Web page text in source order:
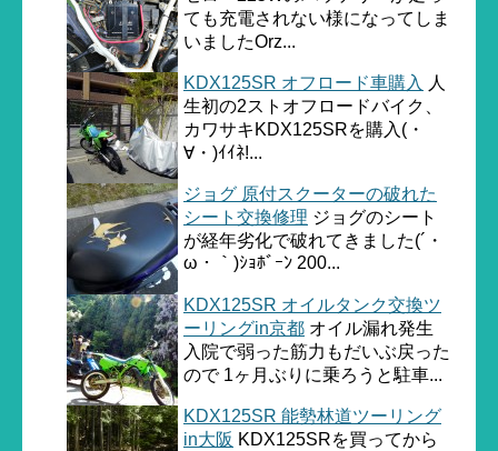
ても充電されない様になってしま
いましたOrz...
KDX125SR オフロード車購入 人
生初の2ストオフロードバイク、
カワサキKDX125SRを購入(・
∀・)ｲｲﾈ!...
ジョグ 原付スクーターの破れた
シート交換修理 ジョグのシート
が経年劣化で破れてきました(´・
ω・｀)ｼｮﾎﾞｰﾝ 200...
KDX125SR オイルタンク交換ツ
ーリングin京都 オイル漏れ発生
入院で弱った筋力もだいぶ戻った
ので 1ヶ月ぶりに乗ろうと駐車...
KDX125SR 能勢林道ツーリング
in大阪 KDX125SRを買ってから